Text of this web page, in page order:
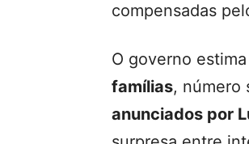
compensadas
O governo
famílias, número
anunciados por